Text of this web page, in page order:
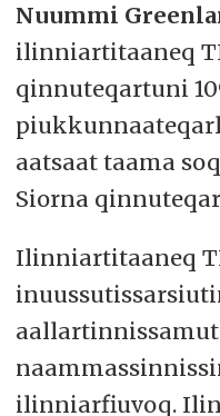
Atuarluarna.
Nuummi
ilinniartitaaneq
qinnuteqartuni
aatsaat taama
Siorna
Ilinniartitaaneq
aallartinnissamut
ilinniarfiuvoq.